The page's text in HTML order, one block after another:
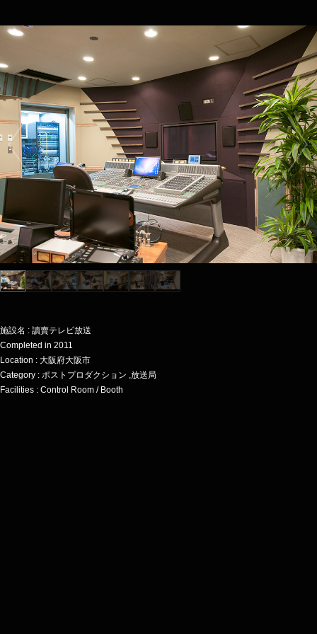
施設名 : 讀賣テレビ放送
Completed in 2011
Location : 大阪府大阪市
Category : ポストプロダクション ,放送局
Facilities : Control Room / Booth